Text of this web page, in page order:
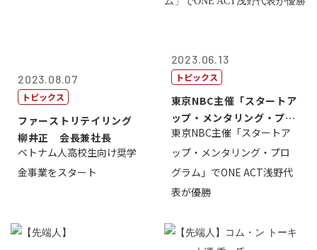
2023.08.07
トピックス
ファーストリテイリング
柳井正 会長兼社長
ベトナム人高校生向け奨学
金事業をスタート
2023.06.13
トピックス
東京NBC主催「スタートア
ップ・メンタリング・プロ
グラム」で...
東京NBC主催「スタートア
ップ・メンタリング・プロ
グラム」でONE ACT浅野代
表が優勝